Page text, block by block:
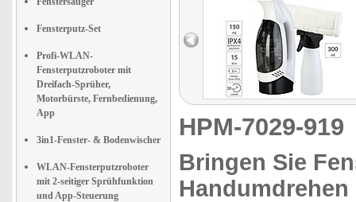
Fensterputz-Set
Profi-WLAN-
Fensterputzroboter mit
Dreifach-Sprüher,
Motorbürste, Fernbedienung,
App
3in1-Fenster- & Bodenwischer
WLAN-Fensterputzroboter
mit 2-seitiger Sprühfunktion
und App-Steuerung
HPM-7029-
Bringen Sie